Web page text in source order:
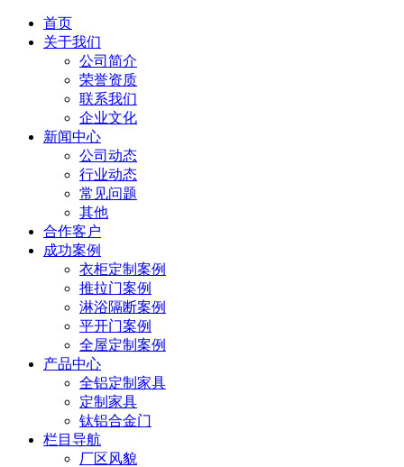
首页
关于我们
公司简介
荣誉资质
联系我们
企业文化
新闻中心
公司动态
行业动态
常见问题
其他
合作客户
成功案例
衣柜定制案例
推拉门案例
淋浴隔断案例
平开门案例
全屋定制案例
产品中心
全铝定制家具
定制家具
钛铝合金门
栏目导航
厂区风貌